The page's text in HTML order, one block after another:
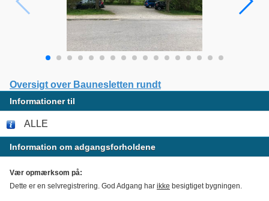
Oversigt over Baunesletten rundt
Informationer til
ALLE
Information om adgangsforholdene
Vær opmærksom på:
Dette er en selvregistrering. God Adgang har ikke besigtiget bygningen.